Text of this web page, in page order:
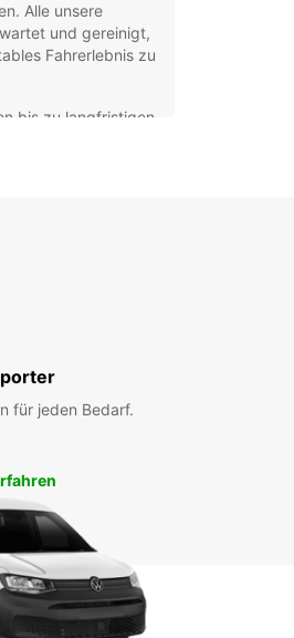
Alle unsere
und gereinigt,
Fahrerlebnis zu
bis zu langfristigen
für Ihre
planen,
Service zur
der Ruhr und
Angeboten. Wir
für jeden Bedarf.